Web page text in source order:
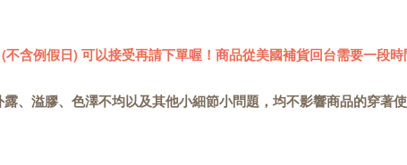
含例假日) 可以接受再請下單喔！商品從美國補貨回台需要一段時
、溢膠、色澤不均以及其他小細節小問題，均不影響商品的穿著